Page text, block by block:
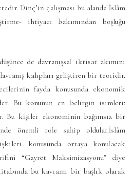
Dinç’in çalışması bu alanda İslâm
ihtiyacı bakımından boşluğu
de davranışsal iktisat akımını
kalıpları geliştiren bir teoridir.
fayda konusunda ekonomik
Bu konunun en belirgin isimleri:
Bu kişiler ekonominin bağımsız bir
önemli role sahip oldular.İslâm
konusunda ortaya konulacak
“Gayret Maksimizasyonu” diye
bu kavramı bir başlık olarak